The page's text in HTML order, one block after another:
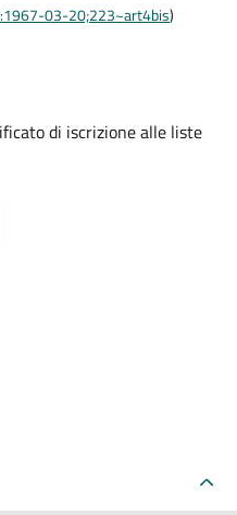
03-20;223~art4bis)
di iscrizione alle liste